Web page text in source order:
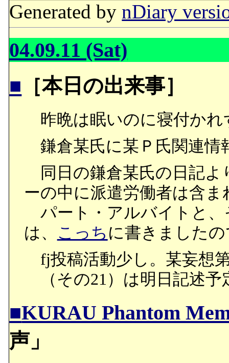
Generated bynDiary
04.09.11 (Sat)
■ ［本日の出来事］
昨晩は眠いのに寝付かれ
鎌倉某氏に某Ｐ氏関連情
同日の鎌倉某氏の日記よ
ーの中に派遣労働者は含
パート・アルバイトと、
は、 こっち に書きました
fj投稿活動少し。某妄想
（その21）は明日記述予
■KURAU Phantom
声」